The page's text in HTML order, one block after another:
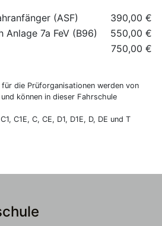
(ASF)
390,00 €
Anlage 7a FeV (B96)
550,00 €
750,00 €
die Prüforganisationen werden von
können in dieser Fahrschule
C1E, C, CE, D1, D1E, D, DE und T